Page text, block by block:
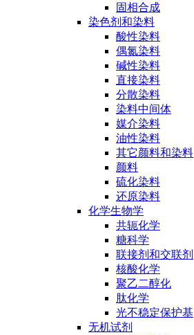
固相合成
染色剂和染料
酸性染料
偶氮染料
碱性染料
直接染料
分散染料
染料中间体
媒介染料
油性染料
其它颜料和染料
颜料
硫化染料
还原染料
化学生物学
共轭化学
糖科学
联接剂和交联剂
核酸化学
聚乙二醇化
肽化学
光不稳定保护基
无机试剂